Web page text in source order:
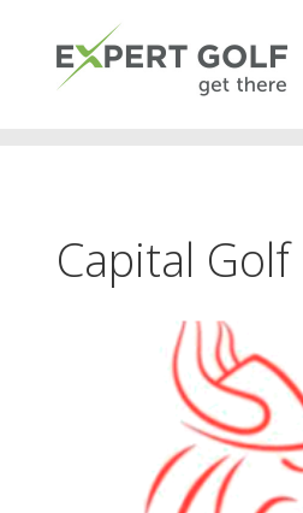
Capital